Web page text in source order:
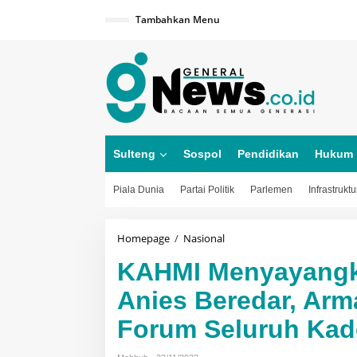
Tambahkan Menu
Sulteng Sospol Pendidikan Hukum
Piala Dunia Partai Politik Parlemen
Homepage / NasionalKAHMI
Spanduk
Penolakan
Anies
Beredar,
Arman:
Forum
KAHMI
Anies Beredar,
Forum Seluruh